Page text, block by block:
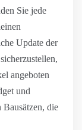
Sie jede
Update der
angeboten
und
die